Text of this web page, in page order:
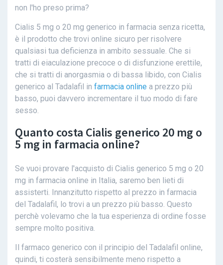
non l'ho preso prima?
Cialis 5 mg o 20 mg generico in farmacia senza ricetta,
è il prodotto che trovi online sicuro per risolvere
qualsiasi tua deficienza in ambito sessuale. Che si
tratti di eiaculazione precoce o di disfunzione erettile,
che si tratti di anorgasmia o di bassa libido, con Cialis
generico al Tadalafil in farmacia online a prezzo più
basso, puoi davvero incrementare il tuo modo di fare
sesso.
Quanto costa Cialis generico 20 mg o
5 mg in farmacia online?
Se vuoi provare l'acquisto di Cialis generico 5 mg o 20
mg in farmacia online in Italia, saremo ben lieti di
assisterti. Innanzitutto rispetto al prezzo in farmacia
del Tadalafil, lo trovi a un prezzo più basso. Questo
perchè volevamo che la tua esperienza di ordine fosse
sempre molto positiva.
Il farmaco generico con il principio del Tadalafil online,
quindi, ti costerà sensibilmente meno rispetto a